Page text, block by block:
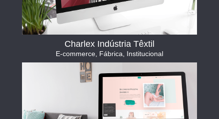
Charlex Indústria Têxtil
E-commerce, Fábrica Institucional